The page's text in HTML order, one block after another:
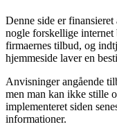
Denne side er
nogle forskellige
firmaernes tilbud, og
hjemmeside laver en
Anvisninger angående
men man kan ikke stille
implementeret siden
informationer.